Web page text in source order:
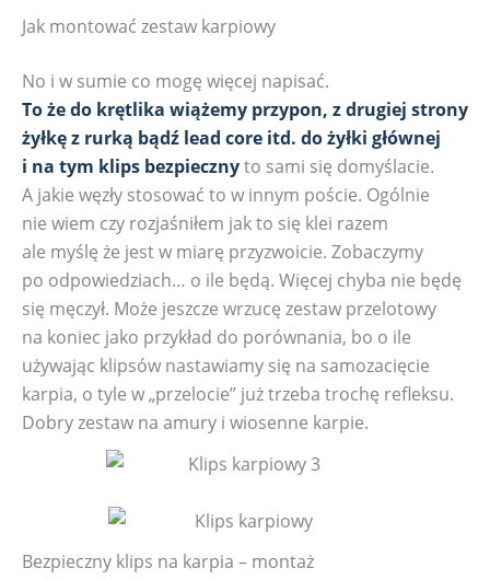
Jak montować zestaw karpiowy
No i w sumie co mogę więcej napisać.
To że do krętlika wiążemy przypon, z drugiej strony
żyłkę z rurką bądź lead core itd. do żyłki głównej
i na tym klips bezpiecznyto sami się domyślacie.
A jakie węzły stosować to w innym poście. Ogólnie
nie wiem czy rozjaśniłem jak to się klei razem
ale myślę że jest w miarę przyzwoicie. Zobaczymy
po odpowiedziach… o ile będą. Więcej chyba nie będę
się męczył. Może jeszcze wrzucę zestaw przelotowy
na koniec jako przykład do porównania, bo o ile
używając klipsów nastawiamy się na samozacięcie
karpia, o tyle w „przelocie” już trzeba trochę refleksu.
Dobry zestaw na amury i wiosenne karpie.
Bezpieczny klips na karpia – montaż